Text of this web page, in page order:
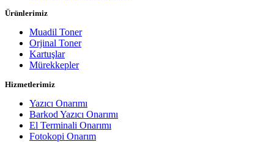
Ürünlerimiz
Muadil Toner
Orjinal Toner
Kartuşlar
Mürekkepler
Hizmetlerimiz
Yazıcı Onarımı
Barkod Yazıcı Onarımı
El Terminali Onarımı
Fotokopi Onarım